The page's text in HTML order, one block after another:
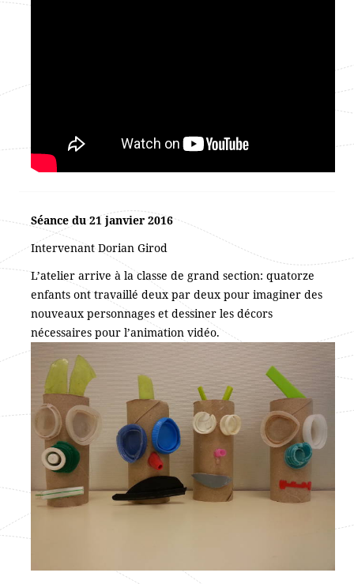
Séance du 21 janvier 2016
Intervenant Dorian Girod
L’atelier arrive à la classe de grand section: quatorze
enfants ont travaillé deux par deux pour imaginer des
nouveaux personnages et dessiner les décors
nécessaires pour l’animation vidéo.